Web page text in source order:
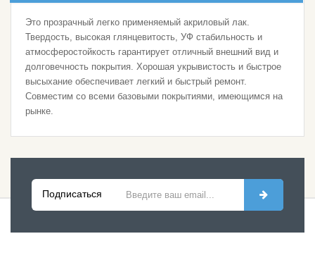
Это прозрачный легко применяемый акриловый лак.
Твердость, высокая глянцевитость, УФ стабильность и
атмосферостойкость гарантирует отличный внешний вид и
долговечность покрытия. Хорошая укрывистость и быстрое
высыхание обеспечивает легкий и быстрый ремонт.
Совместим со всеми базовыми покрытиями, имеющимся на
рынке.
Подписаться